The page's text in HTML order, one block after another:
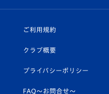
ホームタウン
平和祈念活動
U-18
スクール
ヴィヴィくんインスタグラ
公式LINE＠
ご利用規約
クラブ概要
プライバシーポリシー
FAQ〜お問合せ〜